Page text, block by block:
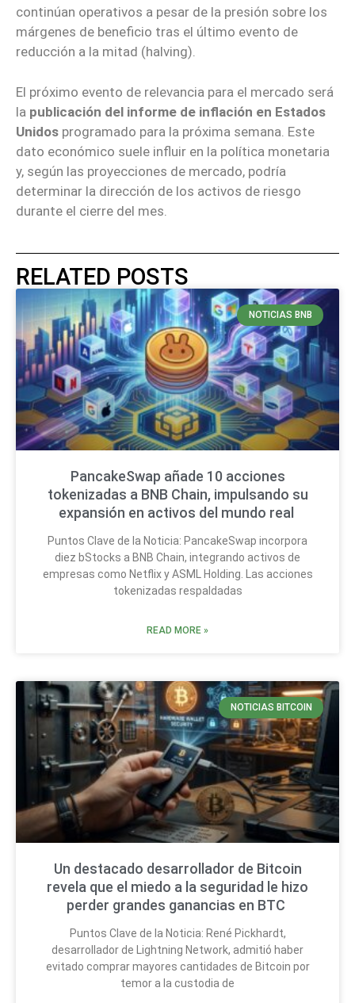
continúan operativos a pesar de la presión sobre los
márgenes de beneficio tras el último evento de
reducción a la mitad (halving).
El próximo evento de relevancia para el mercado será
la publicación del informe de inflación en Estados
Unidos programado para la próxima semana. Este
dato económico suele influir en la política monetaria
y, según las proyecciones de mercado, podría
determinar la dirección de los activos de riesgo
durante el cierre del mes.
RELATED POSTS
NOTICIAS BNB
PancakeSwap añade 10 acciones
tokenizadas a BNB Chain, impulsando su
expansión en activos del mundo real
Puntos Clave de la Noticia: PancakeSwap incorpora
diez bStocks a BNB Chain, integrando activos de
empresas como Netflix y ASML Holding. Las acciones
tokenizadas respaldadas
READ MORE »
NOTICIAS BITCOIN
Un destacado desarrollador de Bitcoin
revela que el miedo a la seguridad le hizo
perder grandes ganancias en BTC
Puntos Clave de la Noticia: René Pickhardt,
desarrollador de Lightning Network, admitió haber
evitado comprar mayores cantidades de Bitcoin por
temor a la custodia de